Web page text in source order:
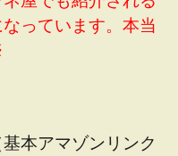
っています。本当
本アマゾンリンク